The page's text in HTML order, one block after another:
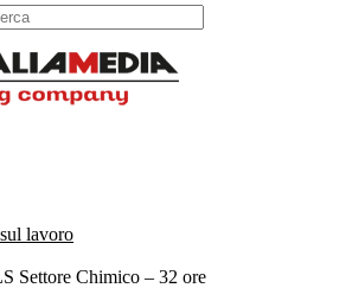
lavoro
Settore Chimico – 32 ore